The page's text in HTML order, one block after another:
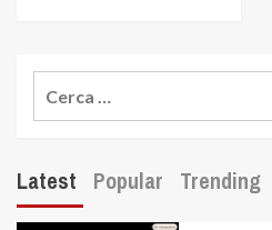
Latest Popular Trending